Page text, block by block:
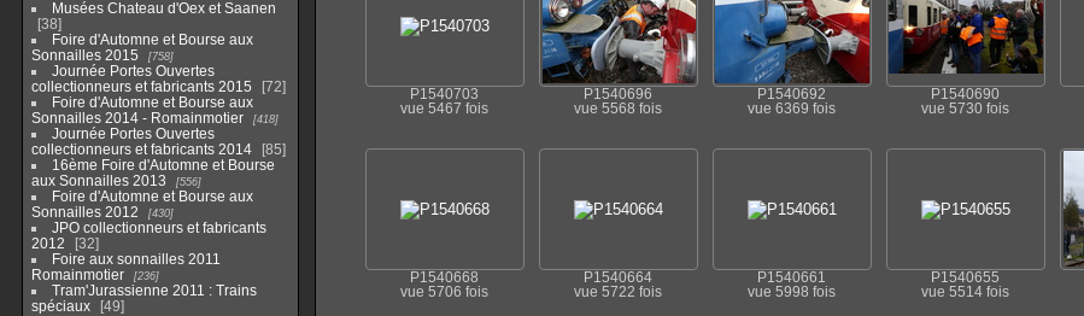
Musées Chateau d'Oex et Saanen
38
Foire d'Automne et Bourse aux
Sonnailles 2015
758
Journée Portes Ouvertes
collectionneurs et fabricants 2015
72
Foire d'Automne et Bourse aux
Sonnailles 2014 - Romainmotier
418
Journée Portes Ouvertes
collectionneurs et fabricants 2014
85
16ème Foire d'Automne et Bourse
aux Sonnailles 2013
556
Foire d'Automne et Bourse aux
Sonnailles 2012
430
JPO collectionneurs et fabricants
2012
32
Foire aux sonnailles 2011
Romainmotier
236
Tram'Jurassienne 2011 : Trains
spéciaux
49
P1540703
vue 5467 fois
P1540696
vue 5568 fois
P1540692
vue 6369 fois
P1540690
vue 5730 fois
P1540668
vue 5706 fois
P1540664
vue 5722 fois
P1540661
vue 5998 fois
P1540655
vue 5514 fois